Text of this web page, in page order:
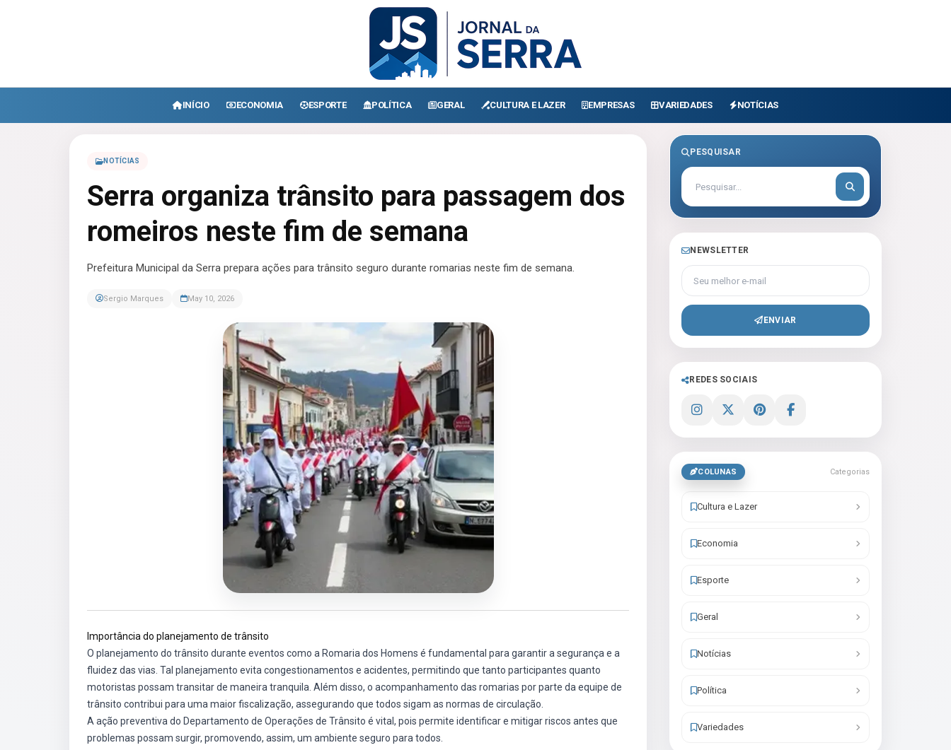
INÍCIO ECONOMIA ESPORTE POLÍTICA GERAL CULTURA E LAZER EMPRESAS VARIEDADES NOTÍCIAS
NOTÍCIAS
Serra organiza trânsito para passagem dos
romeiros neste fim de semana
Prefeitura Municipal da Serra prepara ações para trânsito seguro durante romarias neste fim de semana.
Sergio Marques May 10, 2026
Importância do planejamento de trânsito
O planejamento do trânsito durante eventos como a Romaria dos Homens é fundamental para garantir a segurança e a
fluidez das vias. Tal planejamento evita congestionamentos e acidentes, permitindo que tanto participantes quanto
motoristas possam transitar de maneira tranquila. Além disso, o acompanhamento das romarias por parte da equipe de
trânsito contribui para uma maior fiscalização, assegurando que todos sigam as normas de circulação.
A ação preventiva do Departamento de Operações de Trânsito é vital, pois permite identificar e mitigar riscos antes que
problemas possam surgir, promovendo, assim, um ambiente seguro para todos.
PESQUISAR
NEWSLETTER
Seu melhor e-mail
ENVIAR
REDES SOCIAIS
COLUNAS Categorias
Cultura e Lazer
Economia
Esporte
Geral
Notícias
Política
Variedades